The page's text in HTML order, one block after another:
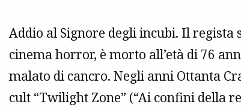
Addio al Signore degli incubi. Il regista
cinema horror, è morto all’età di 76
malato di cancro. Negli anni Ottanta
cult “Twilight Zone” (“Ai confini della